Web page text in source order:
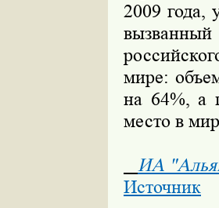
2009 года,
вызванный
мире:
на 64%, а
место в
ИА
Источник